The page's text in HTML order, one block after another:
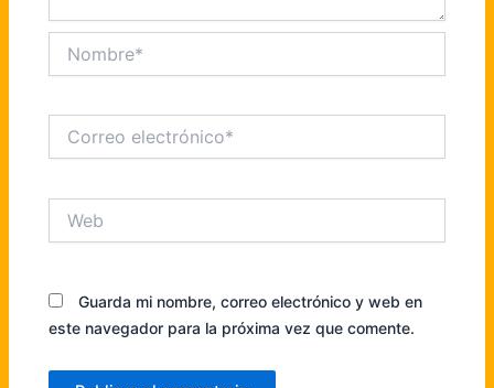
electrónico*
Guarda mi nombre, correo electrónico y web en
este navegador para la próxima vez que comente.